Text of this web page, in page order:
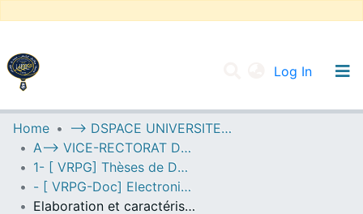
Log In
UNIVERSITY OF D.L SIDI BEL ABBES
Communities & Collections
All of DSpace
Home
--> DSPACE UNIVERSITE DJILALLI LIABES DE SIDI BEL ABBES
A--> VICE-RECTORAT DE LA POST-GRADUATION
1- [ VRPG] Thèses de Doctorat
- [ VRPG-Doc] Electronique --- إلكترونيك
Elaboration et caractérisations structurale, optique et magnétique des matériaux en couches minces Bi2S3, MnS et leurs composites (Bi2S3)(x)(MnS)(1-x)